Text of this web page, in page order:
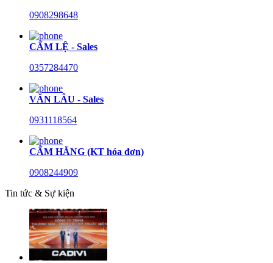
0908298648
CẨM LỆ - Sales
0357284470
VĂN LÂU - Sales
0931118564
CẨM HẰNG (KT hóa đơn)
0908244909
Tin tức & Sự kiện